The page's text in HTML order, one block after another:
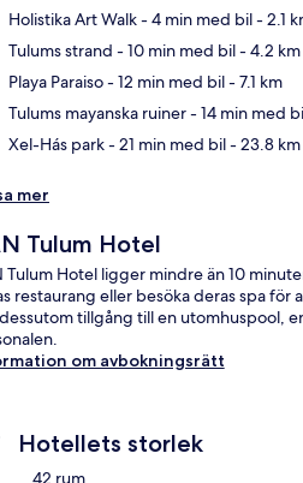
Holistika Art Walk- 4 min med bil- 2.1
Tulums strand - 10 min med bil- 4.2 km
Playa Paraiso- 12 min med bil- 7.1 km
Tulums mayanska ruiner- 14 min med
Xel-Hás park- 21 min med bil- 23.8 km
mer
Tulum Hotel
Tulum Hotel ligger mindre än 10
restaurang eller besöka deras spa
tillgång till en utomhuspool,
om avbokningsrätt
Hotellets storlek
42 rum